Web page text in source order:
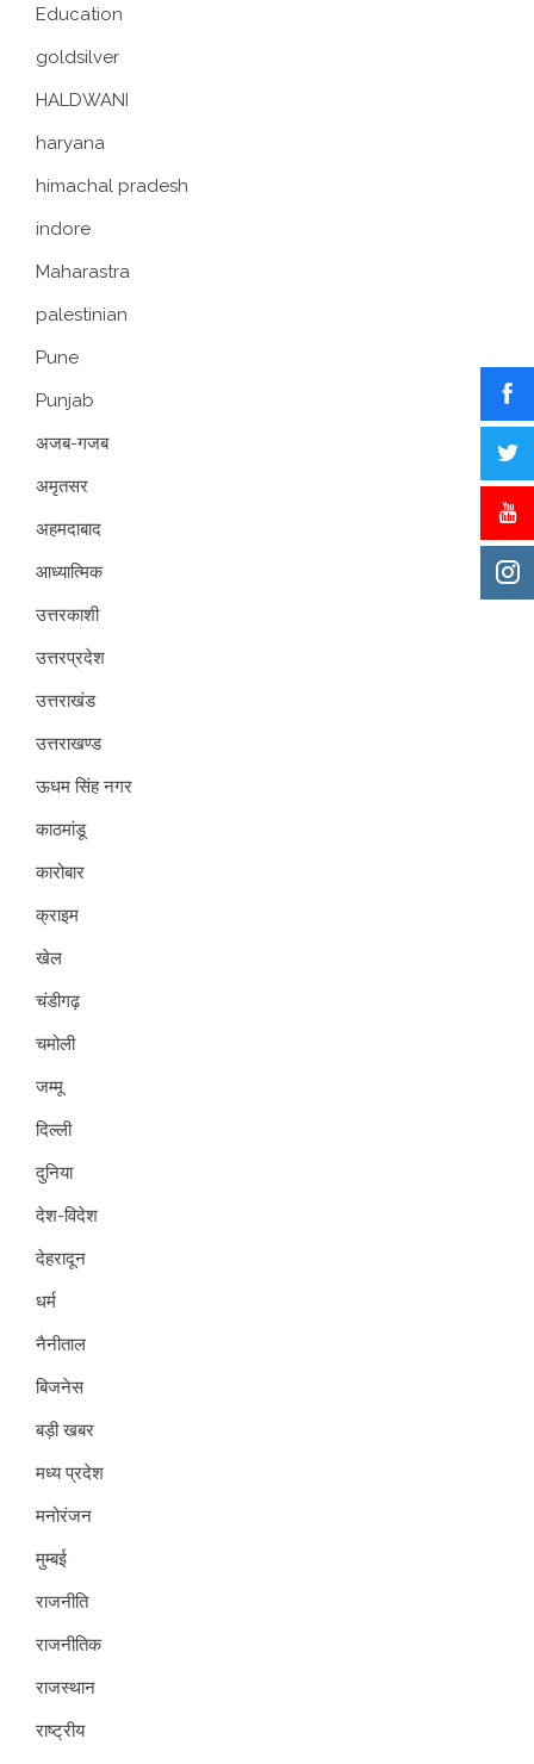
Education
goldsilver
HALDWANI
haryana
himachal pradesh
indore
Maharastra
palestinian
Pune
Punjab
अजब-गजब
अमृतसर
अहमदाबाद
आध्यात्मिक
उत्तरकाशी
उत्तरप्रदेश
उत्तराखंड
उत्तराखण्ड
ऊधम सिंह नगर
काठमांडू
कारोबार
क्राइम
खेल
चंडीगढ़
चमोली
जम्मू
दिल्ली
दुनिया
देश-विदेश
देहरादून
धर्म
नैनीताल
बिजनेस
बड़ी खबर
मध्य प्रदेश
मनोरंजन
मुम्बई
राजनीति
राजनीतिक
राजस्थान
राष्ट्रीय